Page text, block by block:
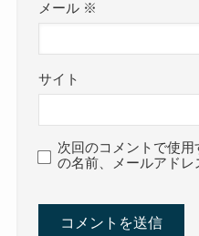
メール ※
サイト
次回のコメントで使
の名前、メールアドレ